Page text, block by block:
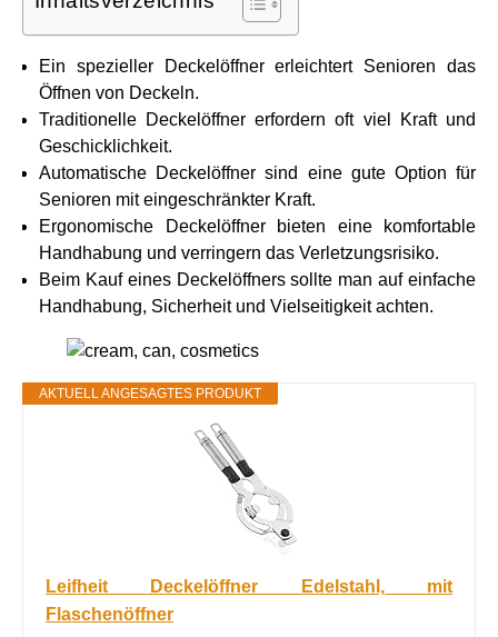
Ein spezieller Deckelöffner erleichtert Senioren das
Öffnen von Deckeln.
Traditionelle Deckelöffner erfordern oft viel Kraft und
Geschicklichkeit.
Automatische Deckelöffner sind eine gute Option für
Senioren mit eingeschränkter Kraft.
Ergonomische Deckelöffner bieten eine komfortable
Handhabung und verringern das Verletzungsrisiko.
Beim Kauf eines Deckelöffners sollte man auf einfache
Handhabung, Sicherheit und Vielseitigkeit achten.
AKTUELL ANGESAGTES PRODUKT
Leifheit Deckelöffner Edelstahl, mit
Flaschenöffner